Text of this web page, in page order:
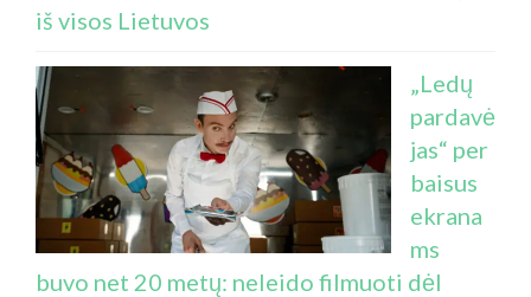
iš visos Lietuvos
„Ledų
pardavė
jas“ per
baisus
ekrana
ms
buvo net 20 metų: neleido filmuoti dėl